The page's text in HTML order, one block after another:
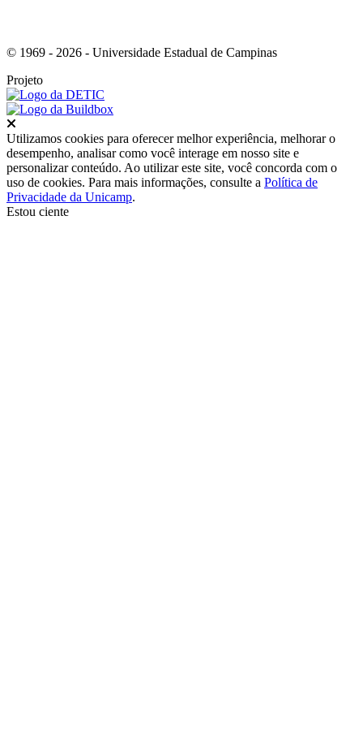
© 1969 - 2026 - Universidade Estadual de Campinas
Projeto
Utilizamos cookies para oferecer melhor experiência, melhorar o
desempenho, analisar como você interage em nosso site e
personalizar conteúdo. Ao utilizar este site, você concorda com o
uso de cookies. Para mais informações, consulte a Política de
Privacidade da Unicamp.
Estou ciente